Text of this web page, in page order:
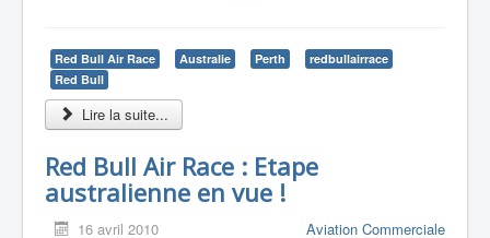
Red Bull Air Race Australie Perth
redbullairrace
Red Bull
Lire la suite...
Red Bull Air Race : Etape
australienne en vue !
16 avril 2010 Aviation Commerciale